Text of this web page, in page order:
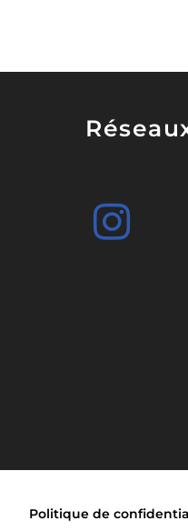
Politique de